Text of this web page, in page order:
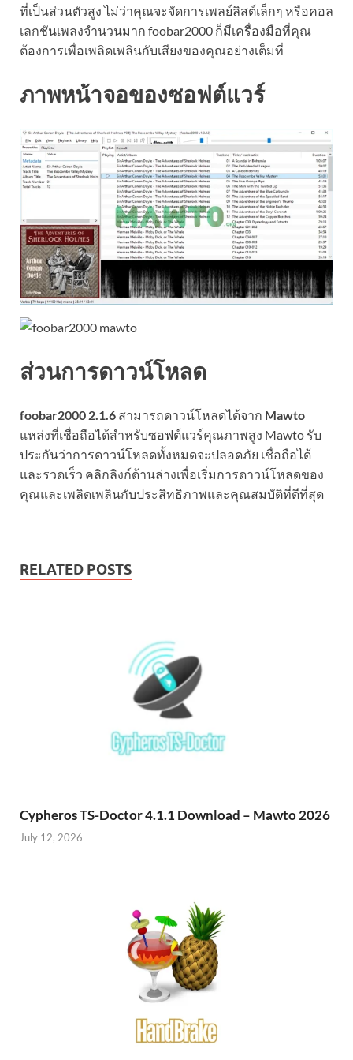
ที่เป็นส่วนตัวสูง ไม่ว่าคุณจะจัดการเพลย์ลิสต์เล็กๆ หรือคอล
เลกชันเพลงจำนวนมาก foobar2000 ก็มีเครื่องมือที่คุณ
ต้องการเพื่อเพลิดเพลินกับเสียงของคุณอย่างเต็มที่
ภาพหน้าจอของซอฟต์แวร์
ส่วนการดาวน์โหลด
foobar2000 2.1.6 สามารถดาวน์โหลดได้จาก Mawto
แหล่งที่เชื่อถือได้สำหรับซอฟต์แวร์คุณภาพสูง Mawto รับ
ประกันว่าการดาวน์โหลดทั้งหมดจะปลอดภัย เชื่อถือได้
และรวดเร็ว คลิกลิงก์ด้านล่างเพื่อเริ่มการดาวน์โหลดของ
คุณและเพลิดเพลินกับประสิทธิภาพและคุณสมบัติที่ดีที่สุด
RELATED POSTS
Cypheros TS-Doctor 4.1.1 Download – Mawto 2026
July 12, 2026